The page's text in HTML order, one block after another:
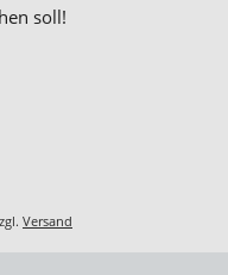
soll!
Versand